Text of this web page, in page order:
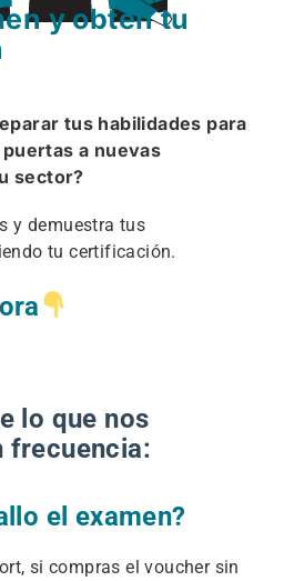
y obtén tu
tus habilidades para
a nuevas
sector?
y demuestra tus
tu certificación.
lo que nos
frecuencia:
el examen?
si compras el voucher sin